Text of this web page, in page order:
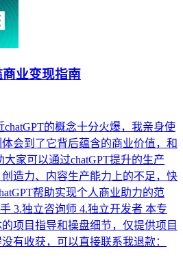
业变现指南
的概念十分火爆，我亲身使
会到了它背后蕴含的商业价值，和
家可以通过chatGPT提升的生产
造力、内容生产能力上的不足，快
帮助实现个人商业助力的范
3.独立咨询师 4.独立开发者 本专
项目指导和操盘细节，仅提供项目
有收获，可以直接联系我退款：